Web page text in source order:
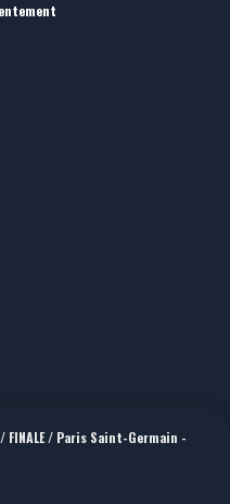
FINALE / Paris Saint-Germain -